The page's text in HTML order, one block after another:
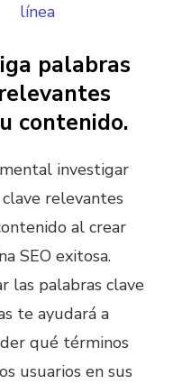
línea
palabras
contenido.
investigar
relevantes
al crear
SEO exitosa.
las palabras clave
te ayudará a
qué términos
usuarios en sus